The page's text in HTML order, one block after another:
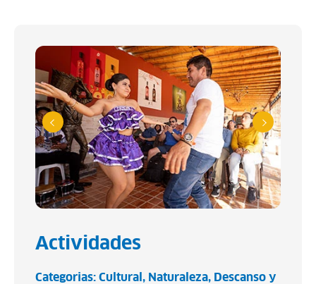
Actividades
Categorias: Cultural Naturaleza
Descanso y